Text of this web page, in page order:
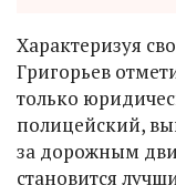
Характеризуя
Григорьев
только
полицейский,
за дорожным
становится